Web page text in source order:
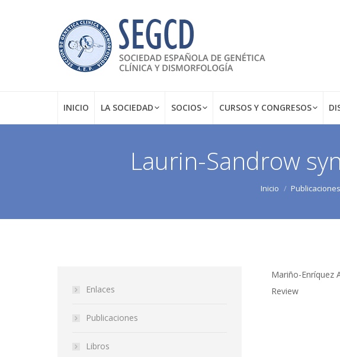
INICIO LA SOCIEDAD SOCIOS CURSOS Y CONGRESOS
Laurin-Sandrow
Inicio Publicaciones
Mariño-Enríquez
Review
Enlaces
Publicaciones
Libros